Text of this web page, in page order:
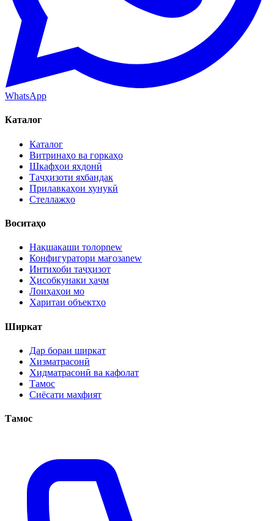
WhatsApp
Каталог
Каталог
Витринаҳо ва горкаҳо
Шкафҳои яхдонӣ
Таҷҳизоти яхбандак
Прилавкаҳои хунукӣ
Стеллажҳо
Воситаҳо
Нақшакаши толорnew
Конфигуратори мағозаnew
Интихоби таҷҳизот
Ҳисобкунаки ҳаҷм
Лоиҳаҳои мо
Харитаи объектҳо
Ширкат
Дар бораи ширкат
Хизматрасонӣ
Хидматрасонӣ ва кафолат
Тамос
Сиёсати махфият
Тамос